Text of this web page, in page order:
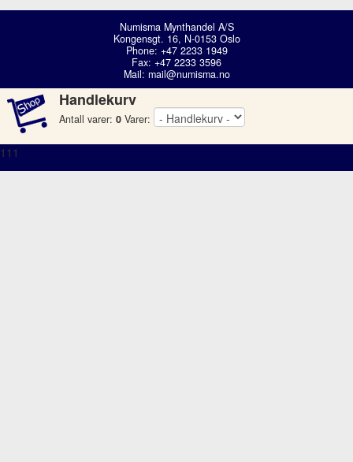
Numisma Mynthandel A/S
Kongensgt. 16, N-0153 Oslo
Phone: +47 2233 1949
Fax: +47 2233 3596
Mail: mail@numisma.no
Handlekurv
Antall varer: 0 Varer:
111